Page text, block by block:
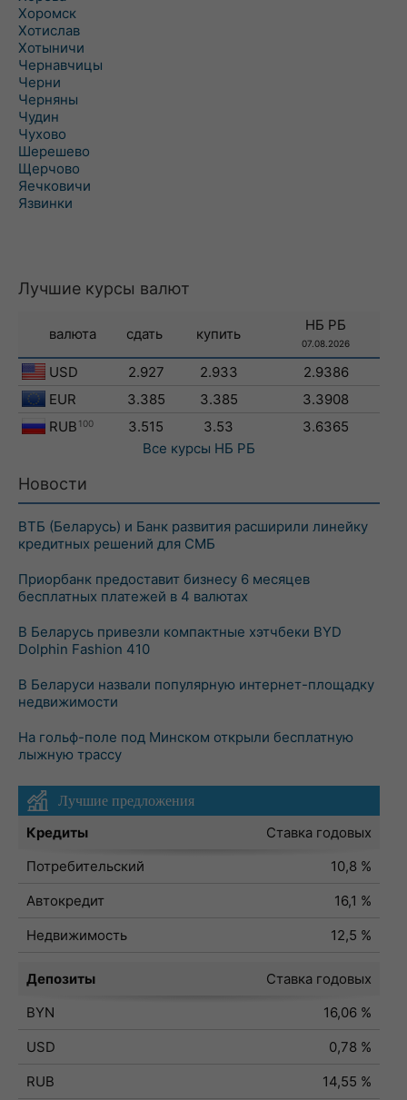
Хоромск
Хотислав
Хотыничи
Чернавчицы
Черни
Черняны
Чудин
Чухово
Шерешево
Щерчово
Яечковичи
Язвинки
Лучшие курсы валют
валюта сдать купить
НБ РБ
07.08.2026
USD 2.927 2.933
2.9386
EUR
3.385 3.385
3.3908
RUB 100 3.515 3.53
3.6365
Все курсы НБ РБ
Новости
ВТБ (Беларусь) и Банк развития расширили линейку
кредитных решений для СМБ
Приорбанк предоставит бизнесу 6 месяцев
бесплатных платежей в 4 валютах
В Беларусь привезли компактные хэтчбеки BYD
Dolphin Fashion 410
В Беларуси назвали популярную интернет-площадку
недвижимости
На гольф-поле под Минском открыли бесплатную
лыжную трассу
Лучшие предложения
Кредиты
Ставка годовых
Потребительский
10,8 %
Автокредит
16,1 %
Недвижимость
12,5 %
Депозиты
Ставка годовых
BYN
16,06 %
USD
0,78 %
RUB
14,55 %